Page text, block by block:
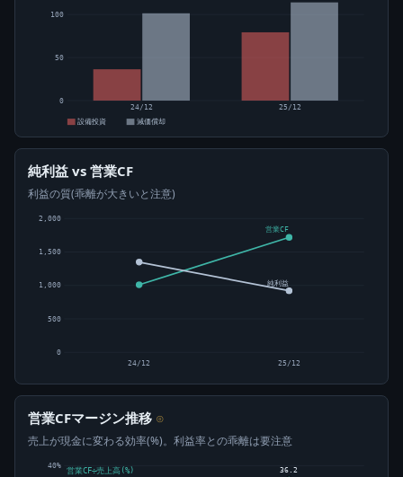
0
50
100
24/12
25/12
設備投資
減価償却
純利益 vs 営業CF
利益の質(乖離が大きいと注意)
0
500
1,000
1,500
2,000
営業CF
純利益
24/12 25/12
営業CFマージン推移 ⊙
売上が現金に変わる効率(%)。利益率との乖離は要注意
40%
36.2
営業CF÷売上高(%)